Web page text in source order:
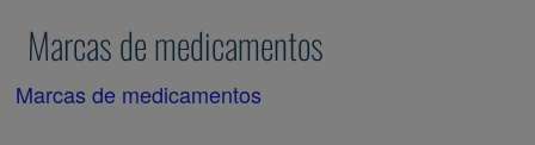
Marcas de medicamentos
Marcas de medicamentos